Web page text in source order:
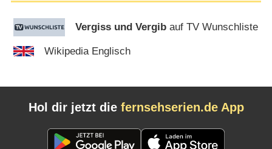
Vergiss und Vergib auf TV Wunschliste
Wikipedia Englisch
Hol dir jetzt die fernsehserien.de App